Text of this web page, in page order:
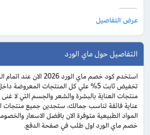
التفاصيل حول ماي الورد
استخدم كود خصم ماي الورد
منتجات العناية بالبشرة والشعر والجسم التي لا
عناية فائقة تناسب جمالك، ستجدين جميع منتجات
المواد الطبيعية متوفرة الان بافضل الاسعار
خصم ماي الورد اول طلب في صفحة الدفع.